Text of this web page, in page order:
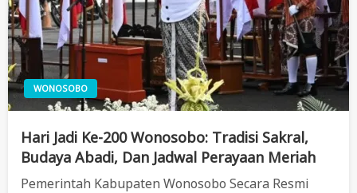
WONOSOBO
Hari Jadi Ke-200 Wonosobo: Tradisi Sakral,
Budaya Abadi, Dan Jadwal Perayaan Meriah
Pemerintah Kabupaten Wonosobo Secara Resmi